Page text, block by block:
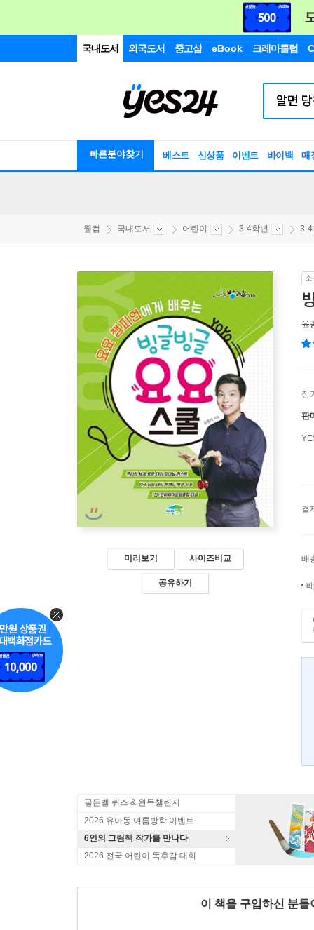
국내도서 외국도서 중고샵 eBook 크레마클럽
빠른분야찾기 베스트 신상품 이벤트 바이백 매
웰컴 국내도서 어린이 3-4학년 3-4
미리보기 사이즈비교
공유하기
윤
정
판
결
배
골든벨 퀴즈 & 완독챌린지
2026 유아동 여름방학 이벤트
6인의 그림책 작가를 만나다
2026 전국 어린이 독후감 대회
이 책을 구입하신 분